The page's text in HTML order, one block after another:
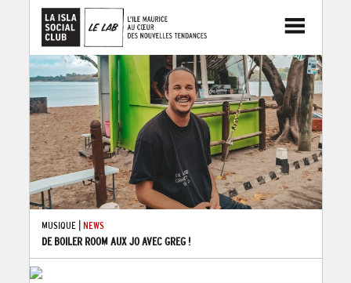
MUSIQUE| NEWS
DE BOILER ROOM AUX JO AVEC GREG !